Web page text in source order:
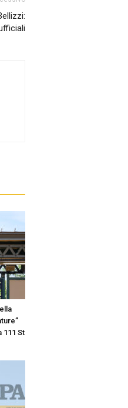
111 St